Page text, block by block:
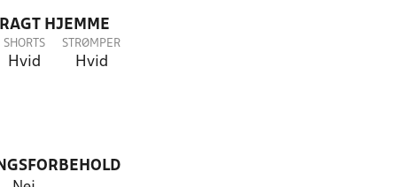
HJEMME
SHORTS
Hvid
STRØMPER
Hvid